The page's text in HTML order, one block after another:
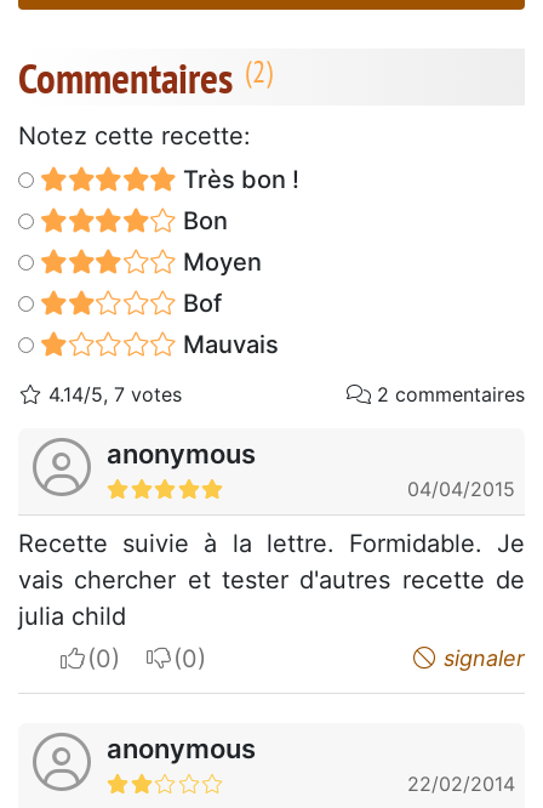
Commentaires
Notez cette recette:
Très bon !
Bon
Moyen
Bof
Mauvais
4.14/5, 7 votes 2 commentaires
anonymous
04/04/2015
Recette suivie à la lettre. Formidable. Je
vais chercher et tester d'autres recette de
julia child
I apreciateI do not appreciate signaler
anonymous
22/02/2014